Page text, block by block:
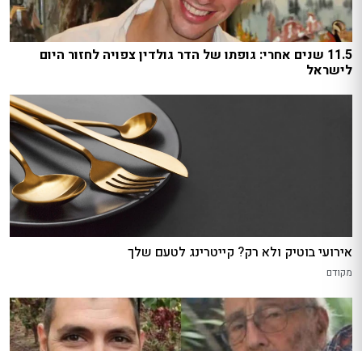
11.5 שנים אחרי: גופתו של הדר גולדין צפויה לחזור היום
לישראל
אירועי בוטיק ולא רק? קייטרינג לטעם שלך
מקודם